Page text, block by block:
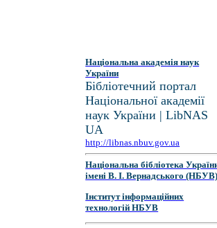
Національна академія наук
України
Бібліотечний портал
Національної академії
наук України | LibNAS
UA
http://libnas.nbuv.gov.ua
Національна бібліотека
імені В. І. Вернадського (НБУВ)
Інститут інформаційних
технологій НБУВ